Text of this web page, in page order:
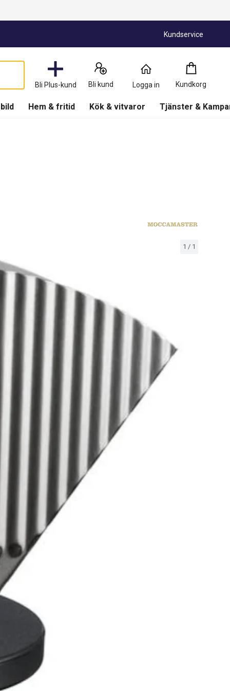
Kundservice
Bli Plus-kund Bli kund Logga in Kundkorg
Kundkorg
0
Produkter
Hem & fritid Kök & vitvaror Tjänster &
1 / 1